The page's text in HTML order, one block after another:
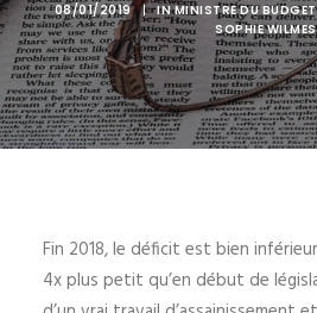
08/01/2019 | INMINISTRE DU BUDGET
SOPHIE WILMES
Fin 2018, le déficit est bien
4x plus petit qu’en début de